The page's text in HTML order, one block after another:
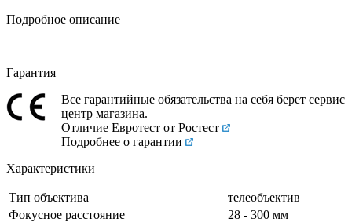
Подробное описание
Гарантия
Все гарантийные обязательства на себя берет сервис
центр магазина.
Отличие Евротест от Ростест
Подробнее о гарантии
Характеристики
Тип объектива
телеобъектив
Фокусное расстояние
28 - 300 мм